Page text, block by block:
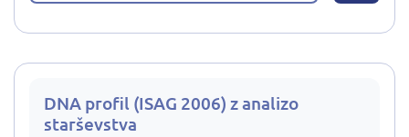
DNA profil (ISAG 2006) z analizo
starševstva